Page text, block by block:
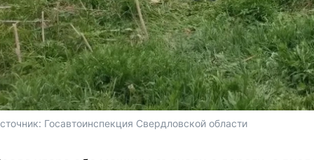
Госавтоинспекция Свердловской области